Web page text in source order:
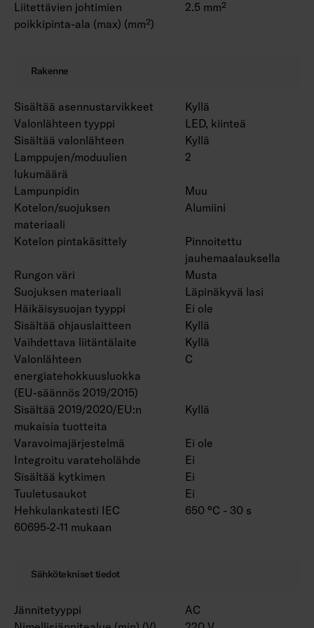
Liitettävien johtimien
poikkipinta-ala (max) (mm²)
2.5 mm²
Rakenne
Sisältää asennustarvikkeet
Kyllä
Valonlähteen tyyppi
LED, kiinteä
Sisältää valonlähteen
Kyllä
Lamppujen/moduulien
lukumäärä
2
Lampunpidin
Muu
Kotelon/suojuksen
materiaali
Alumiini
Kotelon pintakäsittely
Pinnoitettu
jauhemaalauksella
Rungon väri
Musta
Suojuksen materiaali
Läpinäkyvä lasi
Häikäisysuojan tyyppi
Ei ole
Sisältää ohjauslaitteen
Kyllä
Vaihdettava liitäntälaite
Kyllä
Valonlähteen
energiatehokkuusluokka
(EU-säännös 2019/2015)
C
Sisältää 2019/2020/EU:n
mukaisia tuotteita
Kyllä
Varavoimajärjestelmä
Ei ole
Integroitu varateholähde
Ei
Sisältää kytkimen
Ei
Tuuletusaukot
Ei
Hehkulankatesti IEC
60695-2-11 mukaan
650 °C - 30 s
Sähkötekniset tiedot
Jännitetyyppi
AC